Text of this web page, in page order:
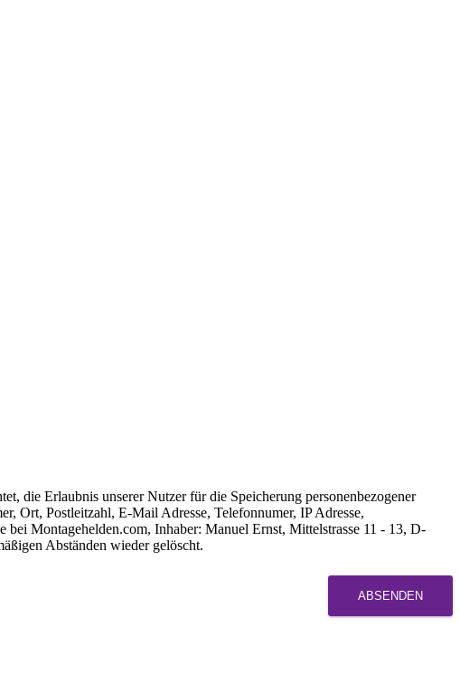
die Erlaubnis unserer Nutzer für die Speicherung personenbezogener
Ort, Postleitzahl, E-Mail Adresse, Telefonnumer, IP Adresse,
Montagehelden.com, Inhaber: Manuel Ernst, Mittelstrasse 11 - 13, D-
Abständen wieder gelöscht.
ABSENDEN